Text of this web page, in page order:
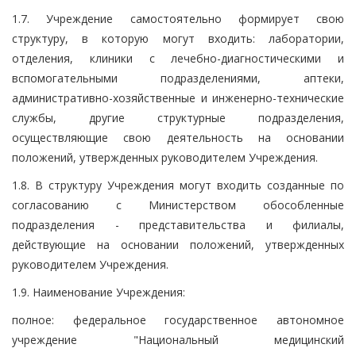
1.7. Учреждение самостоятельно формирует свою
структуру, в которую могут входить: лаборатории,
отделения, клиники с лечебно-диагностическими и
вспомогательными подразделениями, аптеки,
административно-хозяйственные и инженерно-технические
службы, другие структурные подразделения,
осуществляющие свою деятельность на основании
положений, утвержденных руководителем Учреждения.
1.8. В структуру Учреждения могут входить созданные по
согласованию с Министерством обособленные
подразделения - представительства и филиалы,
действующие на основании положений, утвержденных
руководителем Учреждения.
1.9. Наименование Учреждения:
полное: федеральное государственное автономное
учреждение "Национальный медицинский